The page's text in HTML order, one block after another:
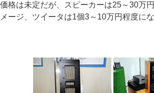
価格は未定だが、スピーカーは25～30万
メージ、ツイータは1個3～10万円程度にな